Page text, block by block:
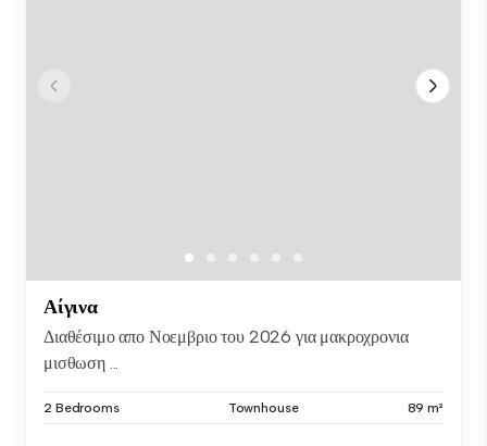
Αίγινα
Διαθέσιμο απο Νοεμβριο του 2026 για μακροχρονια
μισθωση ...
2 Bedrooms Townhouse 89 m²